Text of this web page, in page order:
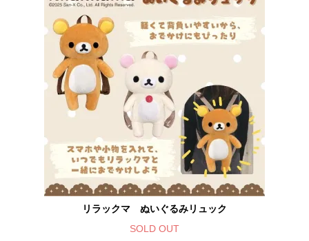
リラックマ ぬいぐるみリュック
SOLD OUT